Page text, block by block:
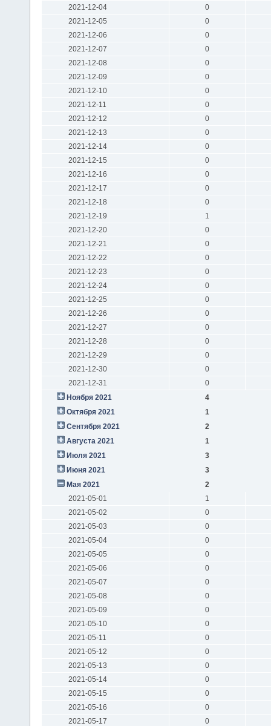
2021-12-04
0
2021-12-05
0
2021-12-06
0
2021-12-07
0
2021-12-08
0
2021-12-09
0
2021-12-10
0
2021-12-11
0
2021-12-12
0
2021-12-13
0
2021-12-14
0
2021-12-15
0
2021-12-16
0
2021-12-17
0
2021-12-18
0
2021-12-19
1
2021-12-20
0
2021-12-21
0
2021-12-22
0
2021-12-23
0
2021-12-24
0
2021-12-25
0
2021-12-26
0
2021-12-27
0
2021-12-28
0
2021-12-29
0
2021-12-30
0
2021-12-31
0
Ноября 2021
4
Октября 2021
1
Сентября 2021
2
Августа 2021
1
Июля 2021
3
Июня 2021
3
Мая 2021
2
2021-05-01
1
2021-05-02
0
2021-05-03
0
2021-05-04
0
2021-05-05
0
2021-05-06
0
2021-05-07
0
2021-05-08
0
2021-05-09
0
2021-05-10
0
2021-05-11
0
2021-05-12
0
2021-05-13
0
2021-05-14
0
2021-05-15
0
2021-05-16
0
2021-05-17
0